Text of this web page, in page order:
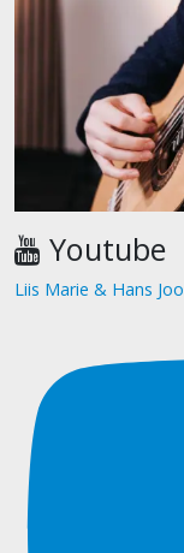
Youtube
Liis Marie & Hans